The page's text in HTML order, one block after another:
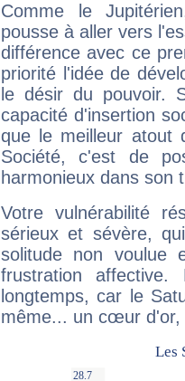
Comme le
pousse à aller vers
différence avec ce
priorité l'idée de
le désir du pouvoir.
capacité d'insertion
que le meilleur atout
Société, c'est de
harmonieux dans son
Votre vulnérabilité
sérieux et sévère,
solitude non voulue
frustration
longtemps, car le
même... un cœur d'or,